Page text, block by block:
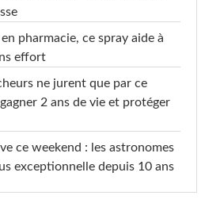
pharmacie, ce spray aide à
effort
ne jurent que par ce
2 ans de vie et protéger
ce weekend : les astronomes
exceptionnelle depuis 10 ans